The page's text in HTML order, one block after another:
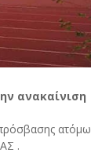
ανακαίνιση
.